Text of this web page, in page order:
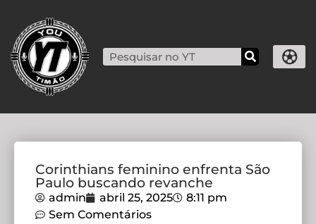
Corinthians feminino enfrenta São
Paulo buscando revanche
admin abril 25, 2025
8:11 pm
Sem Comentários